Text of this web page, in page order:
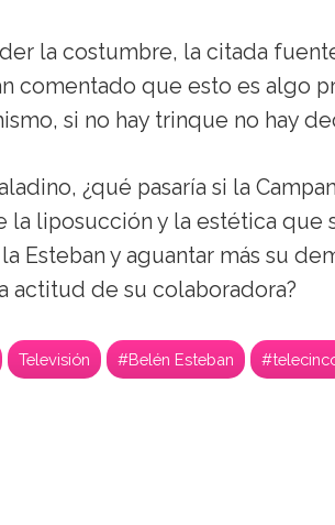
la costumbre, la citada
comentado que esto es algo
si no hay trinque no hay
¿qué pasaría si la
la liposucción y la estética que
Esteban y aguantar más su
actitud de su colaboradora?
Televisión #Belén Esteban